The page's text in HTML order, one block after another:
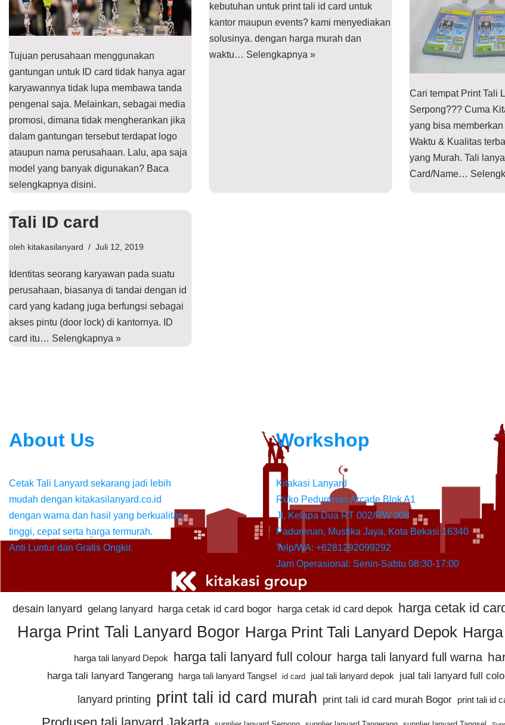
Tujuan perusahaan menggunakan
gantungan untuk ID card tidak hanya agar
karyawannya tidak lupa membawa tanda
pengenal saja. Melainkan, sebagai media
promosi, dimana tidak mengherankan jika
dalam gantungan tersebut terdapat logo
ataupun nama perusahaan. Lalu, apa saja
model yang banyak digunakan? Baca
selengkapnya disini.
kebutuhan untuk print tali id card untuk
kantor maupun events? kami menyediakan
solusinya. dengan harga murah dan
waktu… Selengkapnya »
Cari tempat Print Tali
Serpong??? Cuma
yang bisa
Waktu & Kualitas
yang Murah. Tali
Card/Name…
Tali ID card
oleh kitakasilanyard Juli 12, 2019
Identitas seorang karyawan pada suatu
perusahaan, biasanya di tandai dengan id
card yang kadang juga berfungsi sebagai
akses pintu (door lock) di kantornya. ID
card itu… Selengkapnya »
About Us
Cetak Tali Lanyard sekarang jadi lebih
mudah dengan kitakasilanyard.co.id
dengan warna dan hasil yang berkualitas
tinggi, cepat serta harga termurah.
Anti Luntur dan Gratis Ongkir.
Workshop
Kitakasi Lanyard
Ruko Pedurenan Arcade Blok A1
Jl, Kelapa Dua RT 002/RW 008
Padurenan, Mustika Jaya, Kota Bekasi 16340
Telp/WA: +6281292099292
Jam Operasional: Senin-Sabtu 08:30-17:00
desain lanyard gelang lanyard harga cetak id card bogor harga cetak id card depok harga cetak id
Harga Print Tali Lanyard Bogor Harga Print Tali Lanyard Depok
harga tali lanyard Depok harga tali lanyard full colour harga tali lanyard full warna
harga tali lanyard Tangerang harga tali lanyard Tangsel id card jual tali lanyard depok jual tali lanyard full
lanyard printing print tali id card murah print tali id card murah Bogor print tali id